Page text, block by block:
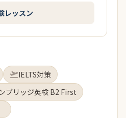
レッスン
IELTS対策
ブリッジ英検 B2 First